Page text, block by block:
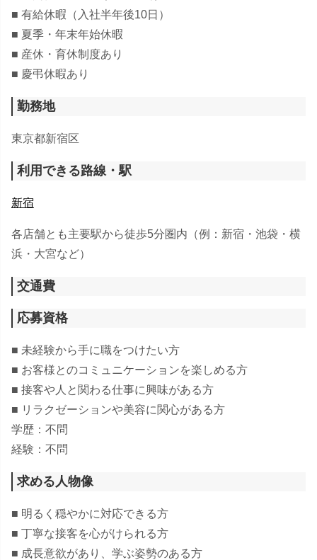
■ 有給休暇（入社半年後10日）
■ 夏季・年末年始休暇
■ 産休・育休制度あり
■ 慶弔休暇あり
勤務地
東京都新宿区
利用できる路線・駅
新宿
各店舗とも主要駅から徒歩5分圏内（例：新宿・池袋・横
浜・大宮など）
交通費
応募資格
■ 未経験から手に職をつけたい方
■ お客様とのコミュニケーションを楽しめる方
■ 接客や人と関わる仕事に興味がある方
■ リラクゼーションや美容に関心がある方
学歴：不問
経験：不問
求める人物像
■ 明るく穏やかに対応できる方
■ 丁寧な接客を心がけられる方
■ 成長意欲があり、学ぶ姿勢のある方